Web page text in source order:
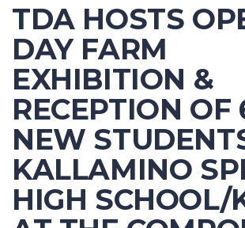
TDA HOSTS
DAY FARM
EXHIBITION &
RECEPTION OF
NEW
KALLAMINO
HIGH SCHOOL/